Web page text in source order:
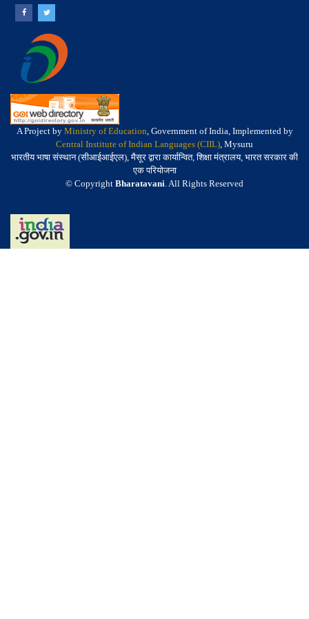
A Project by Ministry of Education, Government of India, Implemented by
Central Institute of Indian Languages (CIIL), Mysuru
भारतीय भाषा संस्थान (सीआईआईएल), मैसूर द्वारा कार्यान्वित, शिक्षा मंत्रालय, भारत सरकार की
एक परियोजना
© Copyright Bharatavani. All Rights Reserved